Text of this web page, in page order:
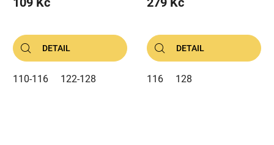
DETAIL
110-116 122-128
DETAIL
116 128